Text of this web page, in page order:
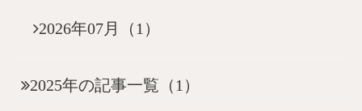
2026年07月（1）
2025年の記事一覧（1）